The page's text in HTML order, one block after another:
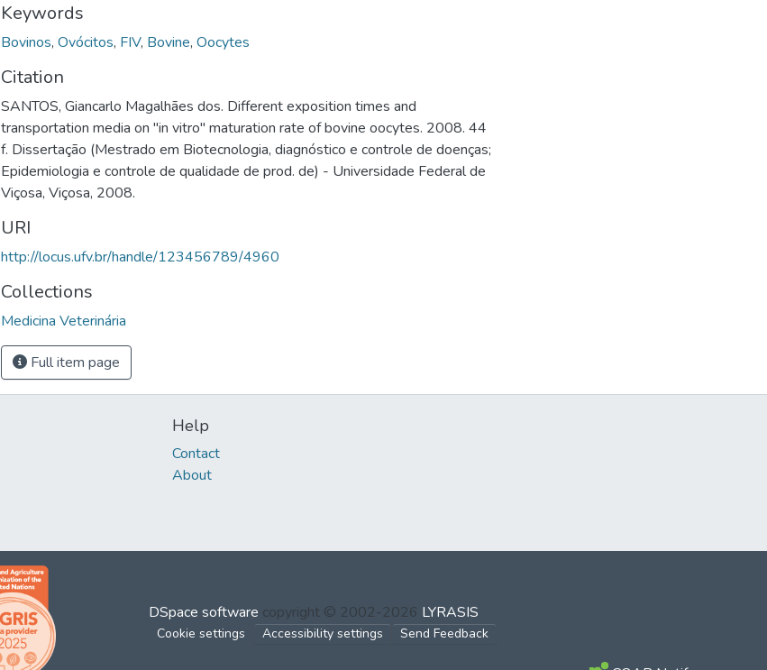
Keywords
Bovinos, Ovócitos, FIV, Bovine, Oocytes
Citation
SANTOS, Giancarlo Magalhães dos. Different exposition times and
transportation media on "in vitro" maturation rate of bovine oocytes. 2008. 44
f. Dissertação (Mestrado em Biotecnologia, diagnóstico e controle de doenças;
Epidemiologia e controle de qualidade de prod. de) - Universidade Federal de
Viçosa, Viçosa, 2008.
URI
http://locus.ufv.br/handle/123456789/4960
Collections
Medicina Veterinária
Full item page
Help
Contact
About
DSpace software copyright © 2002-2026 LYRASIS
Cookie settings Accessibility settings Send Feedback